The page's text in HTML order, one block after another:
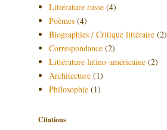
Littérature russe (4)
Poèmes (4)
Biographies / Critique littéraire (2)
Correspondance (2)
Littérature latino-américaine (2)
Architecture (1)
Philosophie (1)
Citations